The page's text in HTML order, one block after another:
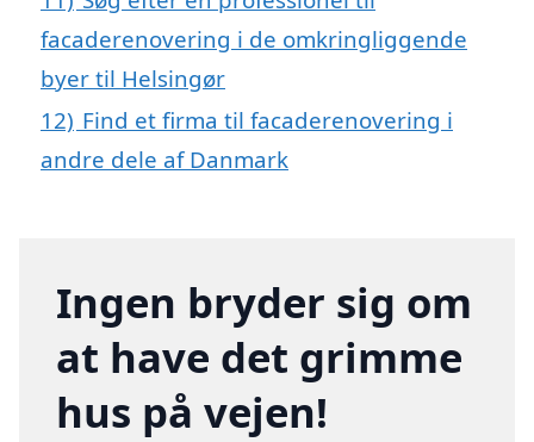
facaderenovering i de omkringliggende
byer til Helsingør
12) Find et firma til facaderenovering i
andre dele af Danmark
Ingen bryder sig om
at have det grimme
hus på vejen!